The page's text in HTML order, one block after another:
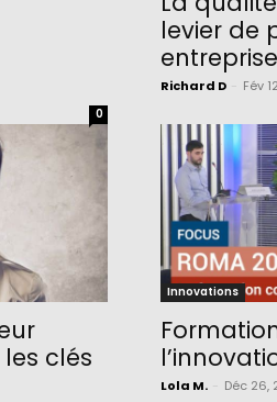
0
levier de
entreprise
Richard D Fév
clés
Innovations
Lola M. Déc 26,